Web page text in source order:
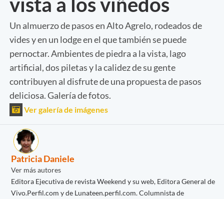
Un almuerzo de pasos en Alto Agrelo, rodeados de
vides y en un lodge en el que también se puede
pernoctar. Ambientes de piedra a la vista, lago
artificial, dos piletas y la calidez de su gente
contribuyen al disfrute de una propuesta de pasos
deliciosa. Galería de fotos.
Ver galería de imágenes
Patricia Daniele
Ver más autores
Editora Ejecutiva de revista Weekend y su web, Editora General de
Vivo.Perfil.com y de Lunateen.perfil.com. Columnista de